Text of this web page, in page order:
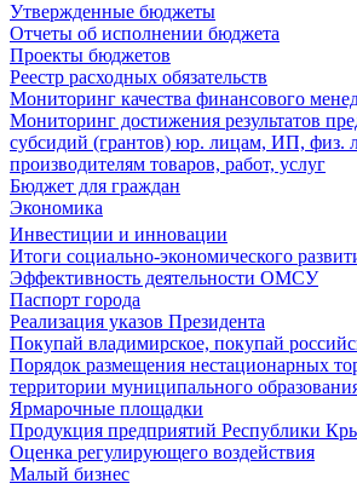
Утвержденные бюджеты
Отчеты об исполнении бюджета
Проекты бюджетов
Реестр расходных обязательств
Мониторинг качества финансового
Мониторинг достижения результатов
субсидий (грантов) юр. лицам, ИП, физ.
производителям товаров, работ, услуг
Бюджет для граждан
Экономика
Инвестиции и инновации
Итоги социально-экономического
Эффективность деятельности ОМСУ
Паспорт города
Реализация указов Президента
Покупай владимирское, покупай
Порядок размещения нестационарных
территории муниципального
Ярмарочные площадки
Продукция предприятий Республики
Оценка регулирующего воздействия
Малый бизнес